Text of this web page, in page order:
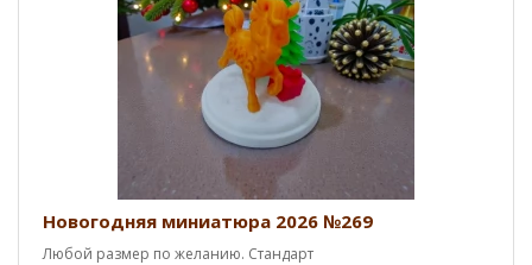
Новогодняя миниатюра 2026 №269
Любой размер по желанию. Стандарт